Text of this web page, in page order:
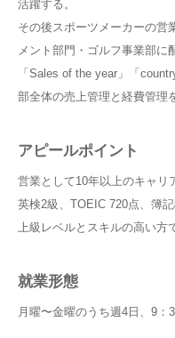
活躍する。
その後スポーツメーカーの営
メント部門・ゴルフ事業部に
「Sales of the year」「
部全体の売上管理と経費管理
アピールポイント
営業として10年以上のキャリ
英検2級、TOEIC 720点、簿
上級レベルとスキルの高い方
就業形態
月曜〜金曜のうち週4日、9：